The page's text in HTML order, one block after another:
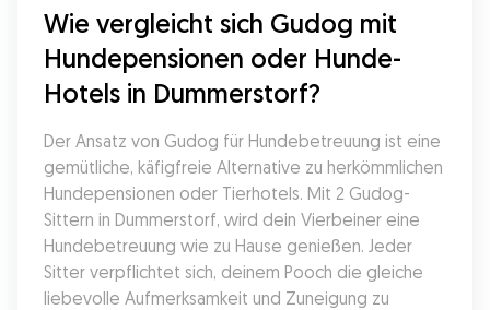
Wie vergleicht sich Gudog mit
Hundepensionen oder Hunde-
Hotels in Dummerstorf?
Der Ansatz von Gudog für Hundebetreuung ist eine
gemütliche, käfigfreie Alternative zu herkömmlichen
Hundepensionen oder Tierhotels. Mit 2 Gudog-
Sittern in Dummerstorf, wird dein Vierbeiner eine
Hundebetreuung wie zu Hause genießen. Jeder
Sitter verpflichtet sich, deinem Pooch die gleiche
liebevolle Aufmerksamkeit und Zuneigung zu